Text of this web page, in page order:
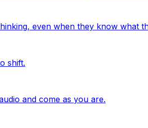
even when they know what
shift.
and come as you are.